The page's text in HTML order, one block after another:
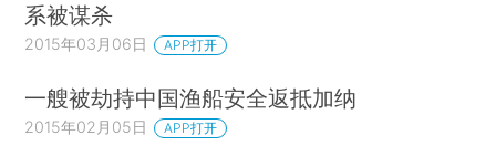
系被谋杀
2015年03月06日 APP打开
一艘被劫持中国渔船安全返抵加纳
2015年02月05日 APP打开